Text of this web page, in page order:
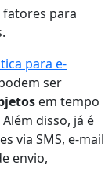
fatores para
para e-
ser
em tempo
disso, já é
via SMS, e-mail
envio,